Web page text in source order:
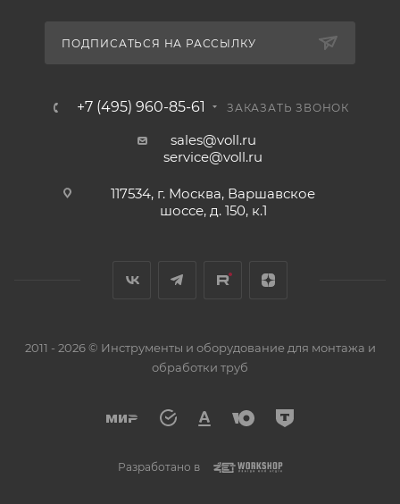
ПОДПИСАТЬСЯ НА РАССЫЛКУ
+7 (495) 960-85-61 ЗАКАЗАТЬ ЗВОНОК
sales@voll.ru
service@voll.ru
117534, г. Москва, Варшавское
шоссе, д. 150, к.1
2011 - 2026 © Инструменты и оборудование для монтажа и
обработки труб
Разработано в